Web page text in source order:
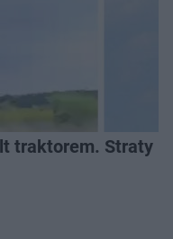
traktorem. Straty